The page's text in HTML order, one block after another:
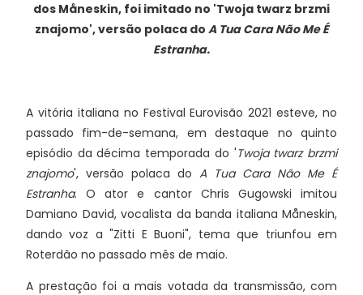
dos Måneskin, foi imitado no 'Twoja twarz brzmi
znajomo', versão polaca do A Tua Cara Não Me É
Estranha.
A vitória italiana no Festival Eurovisão 2021 esteve, no
passado fim-de-semana, em destaque no quinto
episódio da décima temporada do 'Twoja twarz brzmi
znajomo', versão polaca do A Tua Cara Não Me É
Estranha. O ator e cantor Chris Gugowski imitou
Damiano David, vocalista da banda italiana Måneskin,
dando voz a "Zitti E Buoni", tema que triunfou em
Roterdão no passado mês de maio.
A prestação foi a mais votada da transmissão, com